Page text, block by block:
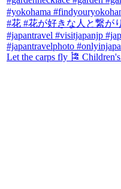
Let the carps fly 🎏